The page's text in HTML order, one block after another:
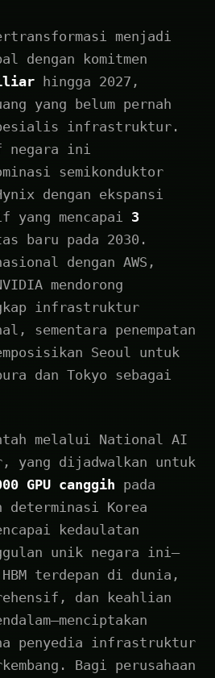
menjadi
dengan komitmen
hingga 2027,
yang belum pernah
infrastruktur.
negara ini
semikonduktor
dengan ekspansi
yang mencapai 3
baru pada 2030.
dengan AWS,
mendorong
infrastruktur
sementara penempatan
Seoul untuk
dan Tokyo sebagai
melalui National AI
yang dijadwalkan untuk
GPU canggih pada
determinasi Korea
kedaulatan
unik negara ini—
terdepan di dunia,
dan keahlian
penyedia infrastruktur
Bagi perusahaan